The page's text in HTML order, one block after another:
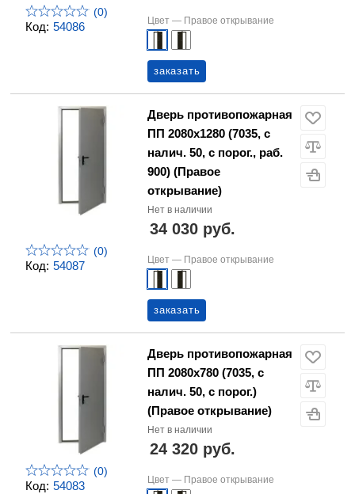
Код: 54086
(0)
Цвет — Правое открывание
заказать
Код: 54087
(0)
Дверь противопожарная
ПП 2080х1280 (7035, с
налич. 50, с порог., раб.
900) (Правое
открывание)
Нет в наличии
34 030 руб.
Цвет — Правое открывание
заказать
Код: 54083
(0)
Дверь противопожарная
ПП 2080х780 (7035, с
налич. 50, с порог.)
(Правое открывание)
Нет в наличии
24 320 руб.
Цвет — Правое открывание